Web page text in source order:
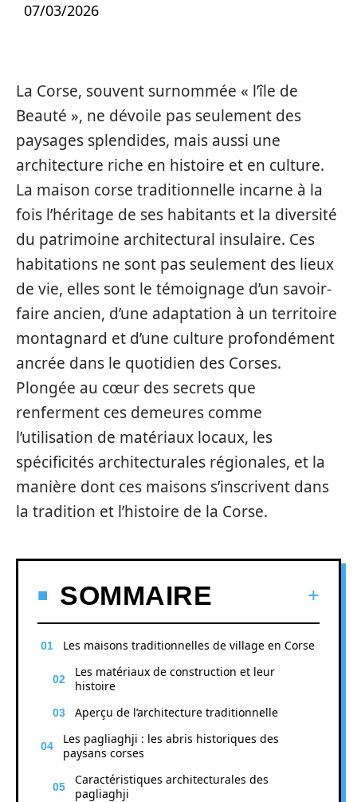
07/03/2026
La Corse, souvent surnommée « l’île de
Beauté », ne dévoile pas seulement des
paysages splendides, mais aussi une
architecture riche en histoire et en culture.
La maison corse traditionnelle incarne à la
fois l’héritage de ses habitants et la diversité
du patrimoine architectural insulaire. Ces
habitations ne sont pas seulement des lieux
de vie, elles sont le témoignage d’un savoir-
faire ancien, d’une adaptation à un territoire
montagnard et d’une culture profondément
ancrée dans le quotidien des Corses.
Plongée au cœur des secrets que
renferment ces demeures comme
l’utilisation de matériaux locaux, les
spécificités architecturales régionales, et la
manière dont ces maisons s’inscrivent dans
la tradition et l’histoire de la Corse.
SOMMAIRE
Les maisons traditionnelles de village en Corse
Les matériaux de construction et leur
histoire
Aperçu de l’architecture traditionnelle
Les pagliaghji : les abris historiques des
paysans corses
Caractéristiques architecturales des
pagliaghji